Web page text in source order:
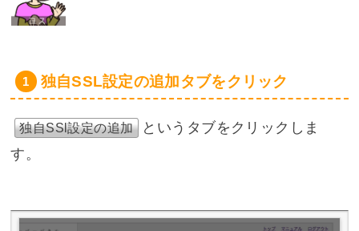
独自SSL設定の追加タブをクリック
独自SSl設定の追加
というタブをクリックしま
す。